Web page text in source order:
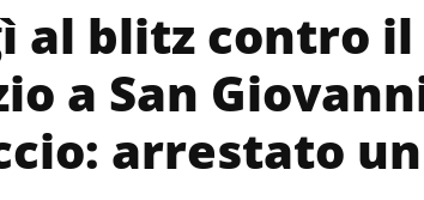
al blitz contro il
a San
arrestato